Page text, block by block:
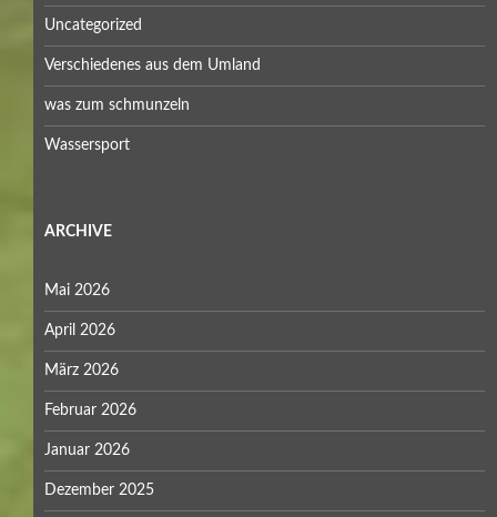
Uncategorized
Verschiedenes aus dem Umland
was zum schmunzeln
Wassersport
ARCHIVE
Mai 2026
April 2026
März 2026
Februar 2026
Januar 2026
Dezember 2025